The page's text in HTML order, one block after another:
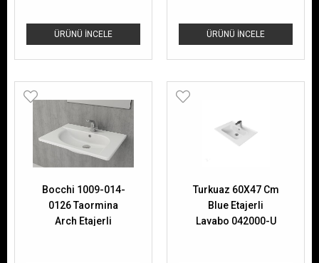
ÜRÜNÜ İNCELE ÜRÜNÜ İNCELE
Bocchi 1009-014-
0126 Taormina
Arch Etajerli
Turkuaz 60X47 Cm
Blue Etajerli
Lavabo 042000-U